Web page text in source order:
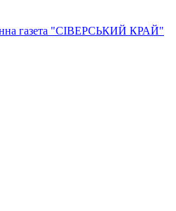
газета "СІВЕРСЬКИЙ КРАЙ"